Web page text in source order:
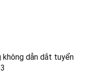
không dẫn dắt tuyển